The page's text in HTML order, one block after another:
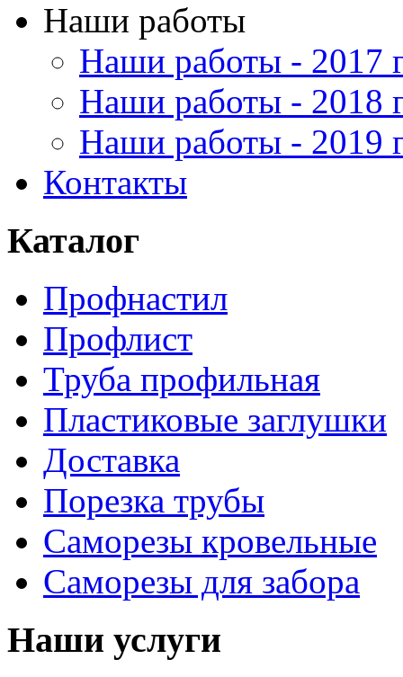
Наши работы
Наши работы - 2017
Наши работы - 2018
Наши работы - 2019
Контакты
Каталог
Профнастил
Профлист
Труба профильная
Пластиковые заглушки
Доставка
Порезка трубы
Саморезы кровельные
Саморезы для забора
Наши услуги